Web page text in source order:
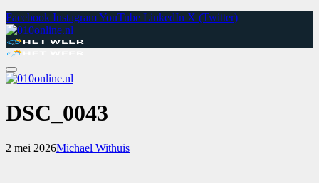
Facebook InstagramYouTube LinkedIn X (Twitter)
DSC_0043
2 mei 2026Michael Withuis